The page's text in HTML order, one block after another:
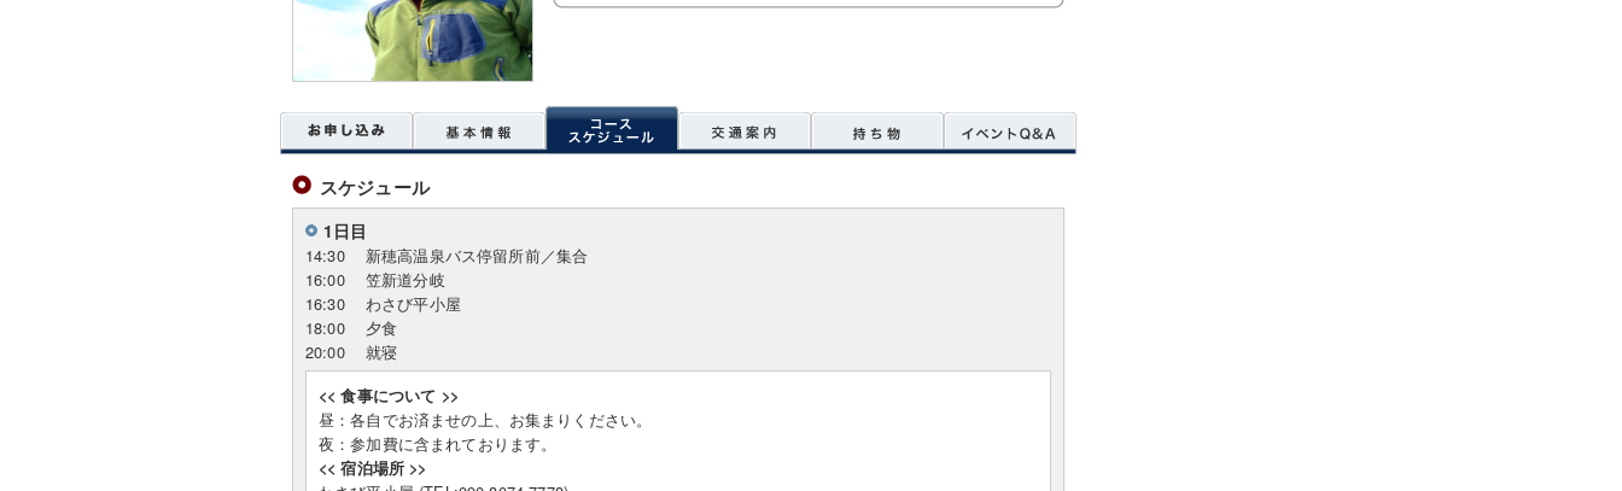
スケジュール
1日目
14:30
新穂高温泉バス停留所前／集合
16:00
笠新道分岐
16:30
わさび平小屋
18:00
夕食
20:00
就寝
<< 食事について >>
昼：各自でお済ませの上、お集まりください。
夜：参加費に含まれております。
<< 宿泊場所 >>